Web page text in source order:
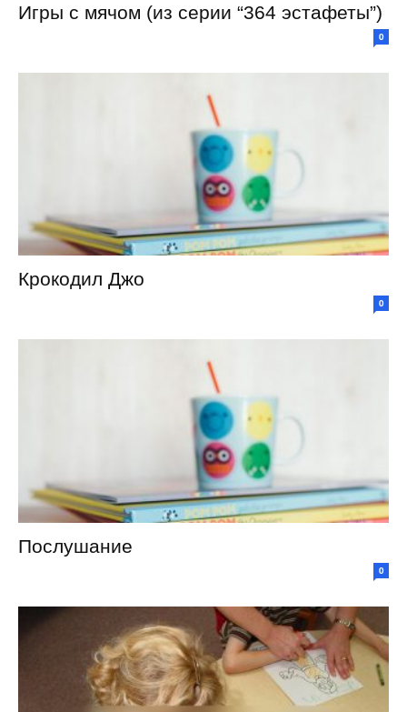
Игры с мячом (из серии “364 эстафеты”)
0
Крокодил Джо
0
Послушание
0